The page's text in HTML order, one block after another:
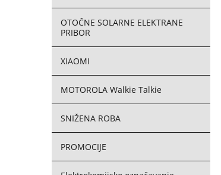
OTOČNE SOLARNE ELEKTRANE
PRIBOR
XIAOMI
MOTOROLA Walkie Talkie
SNIŽENA ROBA
PROMOCIJE